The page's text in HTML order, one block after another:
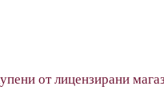
от лицензирани